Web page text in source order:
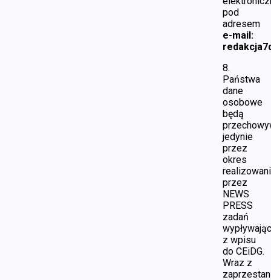
pod
adresem
e-mail:
8.
Państwa
dane
osobowe
będą
jedynie
przez
okres
przez
NEWS
PRESS
zadań
z wpisu
do CEiDG.
Wraz z